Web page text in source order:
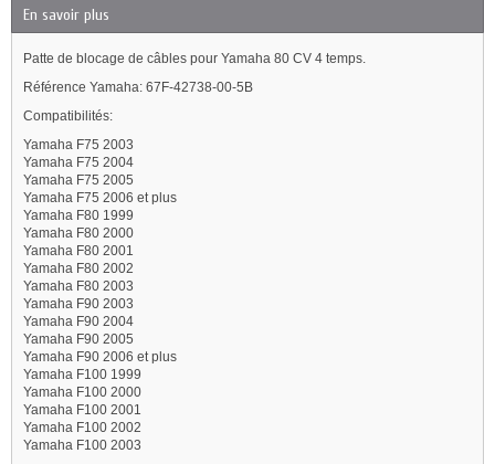
En savoir plus
Patte de blocage de câbles pour Yamaha 80 CV 4 temps.
Référence Yamaha: 67F-42738-00-5B
Compatibilités:
Yamaha F75 2003
Yamaha F75 2004
Yamaha F75 2005
Yamaha F75 2006 et plus
Yamaha F80 1999
Yamaha F80 2000
Yamaha F80 2001
Yamaha F80 2002
Yamaha F80 2003
Yamaha F90 2003
Yamaha F90 2004
Yamaha F90 2005
Yamaha F90 2006 et plus
Yamaha F100 1999
Yamaha F100 2000
Yamaha F100 2001
Yamaha F100 2002
Yamaha F100 2003